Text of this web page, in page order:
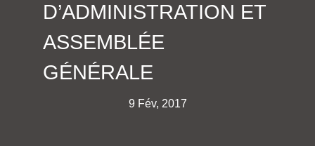
D’ADMINISTRATION ET
ASSEMBLÉE
GÉNÉRALE
9 Fév, 2017